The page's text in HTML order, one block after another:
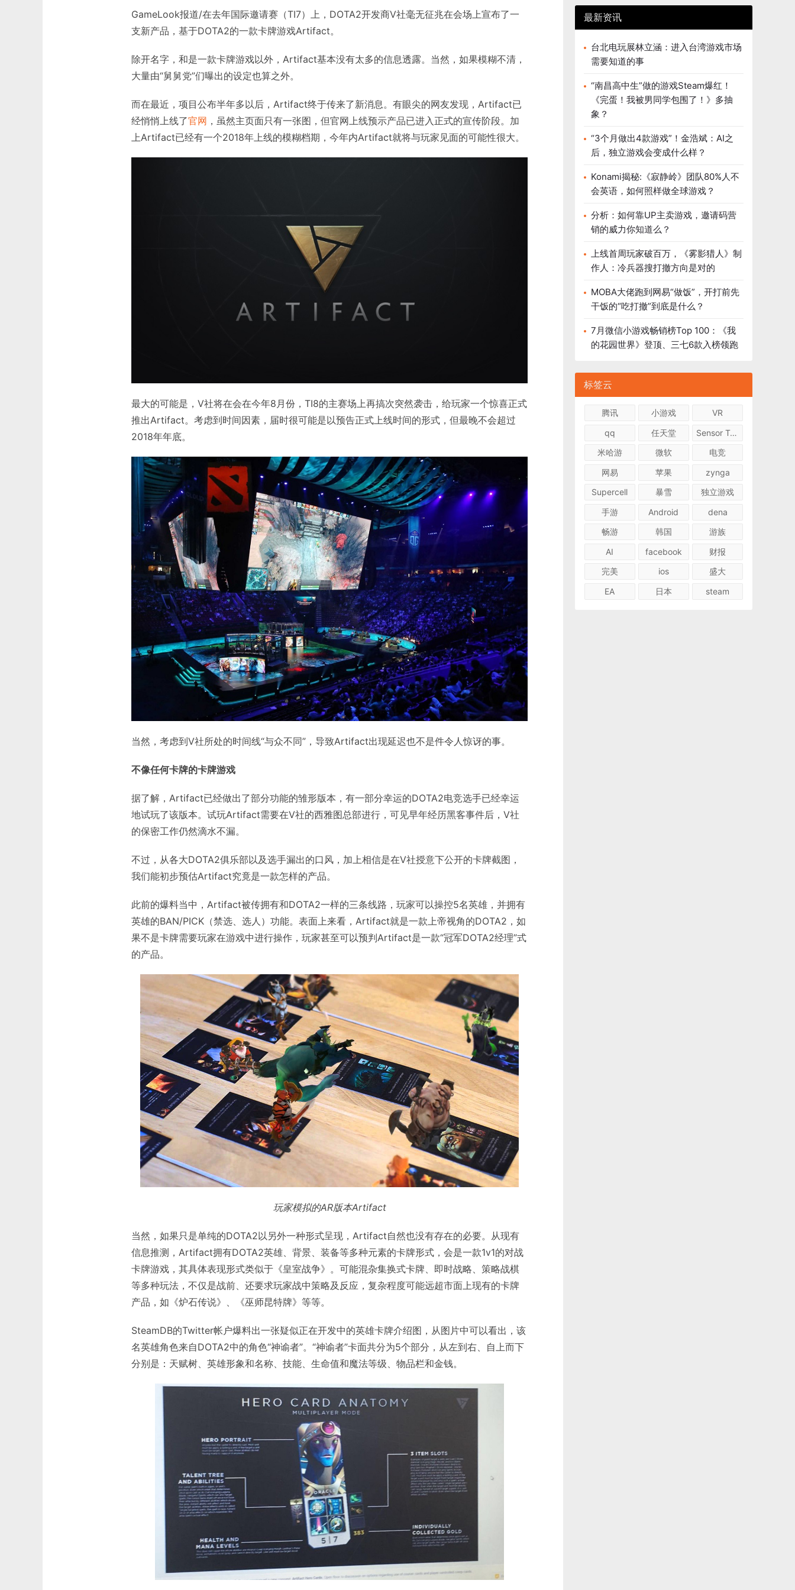
GameLook报道/在去年国际邀请赛（TI7）上，DOTA2开发商V社毫无征兆在会场上宣布了一
支新产品，基于DOTA2的一款卡牌游戏Artifact。
除开名字，和是一款卡牌游戏以外，Artifact基本没有太多的信息透露。当然，如果模糊不清，
大量由“舅舅党”们曝出的设定也算之外。
而在最近，项目公布半年多以后，Artifact终于传来了新消息。有眼尖的网友发现，Artifact已
经悄悄上线了官网 ，虽然主页面只有一张图，但官网上线预示产品已进入正式的宣传阶段。加
上Artifact已经有一个2018年上线的模糊档期，今年内Artifact就将与玩家见面的可能性很大。
最大的可能是，V社将在会在今年8月份，TI8的主赛场上再搞次突然袭击，给玩家一个惊喜正式
推出Artifact。考虑到时间因素，届时很可能是以预告正式上线时间的形式，但最晚不会超过
2018年年底。
当然，考虑到V社所处的时间线“与众不同”，导致Artifact出现延迟也不是件令人惊讶的事。
不像任何卡牌的卡牌游戏
据了解，Artifact已经做出了部分功能的雏形版本，有一部分幸运的DOTA2电竞选手已经幸运
地试玩了该版本。试玩Artifact需要在V社的西雅图总部进行，可见早年经历黑客事件后，V社
的保密工作仍然滴水不漏。
不过，从各大DOTA2俱乐部以及选手漏出的口风，加上相信是在V社授意下公开的卡牌截图，
我们能初步预估Artifact究竟是一款怎样的产品。
此前的爆料当中，Artifact被传拥有和DOTA2一样的三条线路，玩家可以操控5名英雄，并拥有
英雄的BAN/PICK（禁选、选人）功能。表面上来看，Artifact就是一款上帝视角的DOTA2，如
果不是卡牌需要玩家在游戏中进行操作，玩家甚至可以预判Artifact是一款“冠军DOTA2经理”式
的产品。
玩家模拟的AR版本Artifact
当然，如果只是单纯的DOTA2以另外一种形式呈现，Artifact自然也没有存在的必要。从现有
信息推测，Artifact拥有DOTA2英雄、背景、装备等多种元素的卡牌形式，会是一款1v1的对战
卡牌游戏，其具体表现形式类似于《皇室战争》。可能混杂集换式卡牌、即时战略、策略战棋
等多种玩法，不仅是战前、还要求玩家战中策略及反应，复杂程度可能远超市面上现有的卡牌
产品，如《炉石传说》、《巫师昆特牌》等等。
SteamDB的Twitter帐户爆料出一张疑似正在开发中的英雄卡牌介绍图，从图片中可以看出，该
名英雄角色来自DOTA2中的角色“神谕者”。“神谕者”卡面共分为5个部分，从左到右、自上而下
分别是：天赋树、英雄形象和名称、技能、生命值和魔法等级、物品栏和金钱。
最新资讯
台北电玩展林立涵：进入台湾游戏市场
需要知道的事
“南昌高中生”做的游戏Steam爆红！
《完蛋！我被男同学包围了！》多抽
象？
“3个月做出4款游戏”！金浩斌：AI之
后，独立游戏会变成什么样？
Konami揭秘:《寂静岭》团队80%人不
会英语，如何照样做全球游戏？
分析：如何靠UP主卖游戏，邀请码营
销的威力你知道么？
上线首周玩家破百万，《雾影猎人》制
作人：冷兵器搜打撤方向是对的
MOBA大佬跑到网易“做饭”，开打前先
干饭的“吃打撤”到底是什么？
7月微信小游戏畅销榜Top 100：《我
的花园世界》登顶、三七6款入榜领跑
标签云
腾讯 小游戏
VR
qq
任天堂
Sensor Tower
米哈游
微软
电竞
网易
苹果
zynga
Supercell
暴雪
独立游戏
手游
Android
dena
畅游
韩国
游族
AI
facebook
财报
完美
ios
盛大
EA
日本 steam